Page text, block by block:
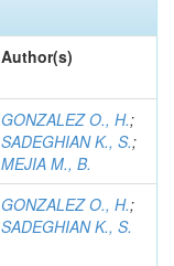
Author(s)
GONZALEZ O., H.;
SADEGHIAN K., S.;
MEJIA M., B.
GONZALEZ O., H.;
SADEGHIAN K., S.